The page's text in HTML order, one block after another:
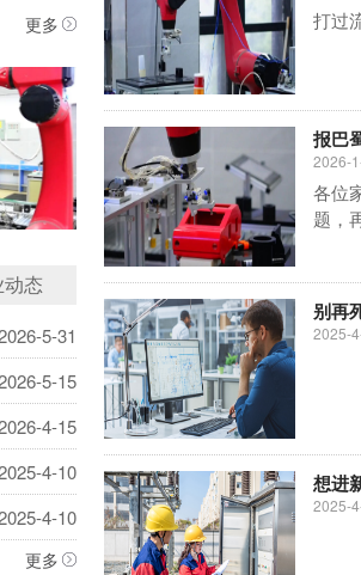
更多
动态
5-31
5-15
4-15
4-10
4-10
更多
打过
报巴
2026-
各位
题，
别再
2025-
想进
2025-